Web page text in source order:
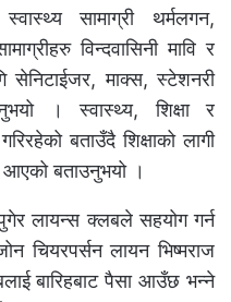
सामाग्री थर्मलगन,
विन्दवासिनी मावि र
सेनिटाईजर, माक्स, स्टेशनरी
। स्वास्थ्य, शिक्षा र
बताउँदै शिक्षाको लागी
बताउनुभयो ।
लायन्स क्लबले सहयोग गर्न
चियरपर्सन लायन भिष्मराज
बारिहबाट पैसा आउँछ भन्ने